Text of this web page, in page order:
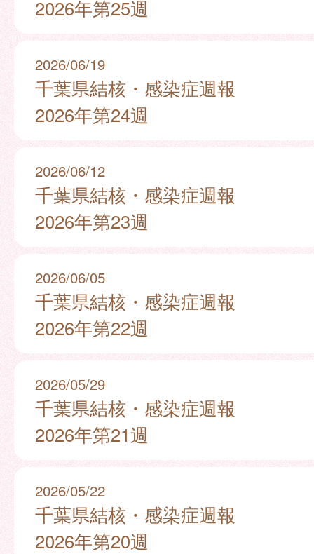
2026年第25週
2026/06/19
千葉県結核・感染症週報
2026年第24週
2026/06/12
千葉県結核・感染症週報
2026年第23週
2026/06/05
千葉県結核・感染症週報
2026年第22週
2026/05/29
千葉県結核・感染症週報
2026年第21週
2026/05/22
千葉県結核・感染症週報
2026年第20週